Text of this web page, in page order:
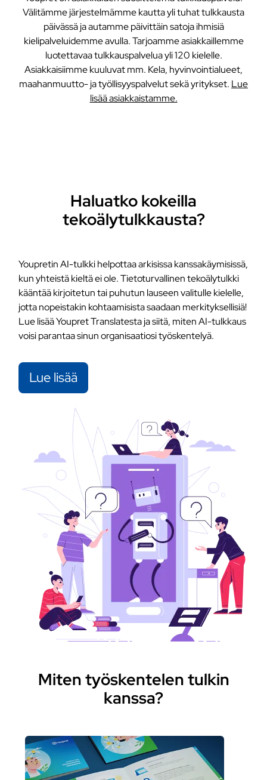
Välitämme järjestelmämme kautta yli tuhat tulkkausta
päivässä ja autamme päivittäin satoja ihmisiä
kielipalveluidemme avulla. Tarjoamme asiakkaillemme
luotettavaa tulkkauspalvelua yli 120 kielelle.
Asiakkaisiimme kuuluvat mm. Kela, hyvinvointialueet,
maahanmuutto- ja työllisyyspalvelut sekä yritykset. Lue
lisää asiakkaistamme.
Haluatko kokeilla
tekoälytulkkausta?
Youpretin AI-tulkki helpottaa arkisissa kanssakäymisissä,
kun yhteistä kieltä ei ole. Tietoturvallinen tekoälytulkki
kääntää kirjoitetun tai puhutun lauseen valitulle kielelle,
jotta nopeistakin kohtaamisista saadaan merkityksellisiä!
Lue lisää Youpret Translatesta ja siitä, miten AI-tulkkaus
voisi parantaa sinun organisaatiosi työskentelyä.
Lue lisää
Miten työskentelen tulkin
kanssa?